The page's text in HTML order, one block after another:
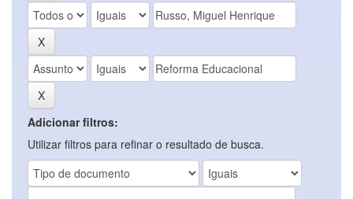
Adicionar filtros:
Utilizar filtros para refinar o resultado de busca.